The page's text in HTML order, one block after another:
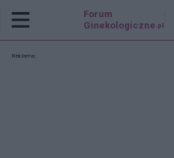
Forum
Ginekologiczne .pl
Reklama: